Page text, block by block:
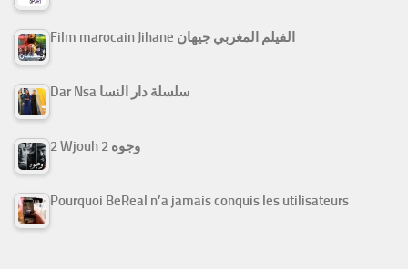
Film marocain Jihane الفيلم المغربي جيهان
Dar Nsa سلسلة دار النسا
2 Wjouh 2 وجوه
Pourquoi BeReal n’a jamais conquis les utilisateurs